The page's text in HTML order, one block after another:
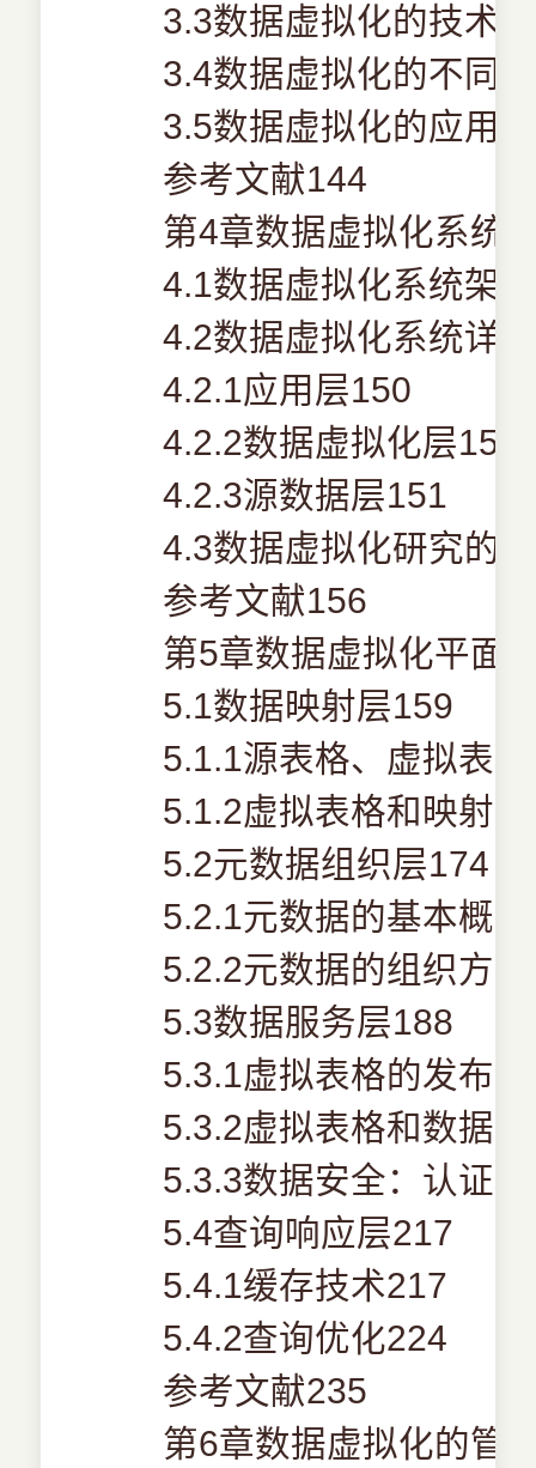
3.3数据虚拟化的技术
3.4数据虚拟化的不同
3.5数据虚拟化的应用
参考文献144
第4章数据虚拟化系统
4.1数据虚拟化系统架
4.2数据虚拟化系统详
4.2.1应用层150
4.2.2数据虚拟化层150
4.2.3源数据层151
4.3数据虚拟化研究的
参考文献156
第5章数据虚拟化平面
5.1数据映射层159
5.1.1源表格、虚拟表
5.1.2虚拟表格和映射
5.2元数据组织层174
5.2.1元数据的基本概
5.2.2元数据的组织方
5.3数据服务层188
5.3.1虚拟表格的发布
5.3.2虚拟表格和数据
5.3.3数据安全：认证
5.4查询响应层217
5.4.1缓存技术217
5.4.2查询优化224
参考文献235
第6章数据虚拟化的管